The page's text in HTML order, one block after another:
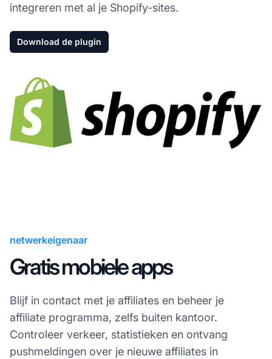
integreren met al je Shopify-sites.
Download de plugin
netwerkeigenaar
Gratis mobiele apps
Blijf in contact met je affiliates en beheer je
affiliate programma, zelfs buiten kantoor.
Controleer verkeer, statistieken en ontvang
pushmeldingen over je nieuwe affiliates in